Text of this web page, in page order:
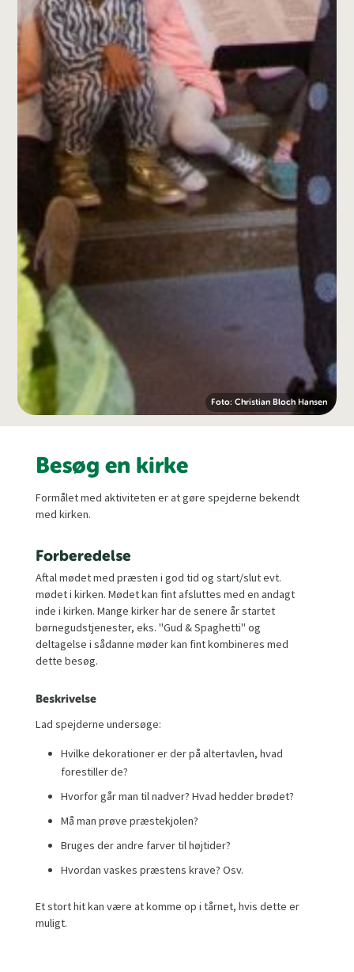
Foto: Christian Bloch Hansen
Besøg en kirke
Formålet med aktiviteten er at gøre spejderne bekendt
med kirken.
Forberedelse
Aftal mødet med præsten i god tid og start/slut evt.
mødet i kirken. Mødet kan fint afsluttes med en andagt
inde i kirken. Mange kirker har de senere år startet
børnegudstjenester, eks. "Gud & Spaghetti" og
deltagelse i sådanne møder kan fint kombineres med
dette besøg.
Beskrivelse
Lad spejderne undersøge:
Hvilke dekorationer er der på altertavlen, hvad
forestiller de?
Hvorfor går man til nadver? Hvad hedder brødet?
Må man prøve præstekjolen?
Bruges der andre farver til højtider?
Hvordan vaskes præstens krave? Osv.
Et stort hit kan være at komme op i tårnet, hvis dette er
muligt.